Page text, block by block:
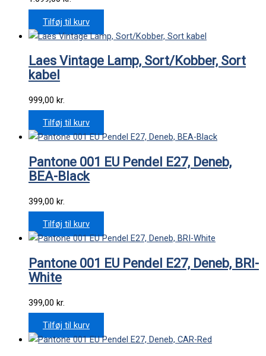
Tilføj til kurv
Laes Vintage Lamp, Sort/Kobber, Sort
kabel
999,00 kr.
Tilføj til kurv
Pantone 001 EU Pendel E27, Deneb,
BEA-Black
399,00 kr.
Tilføj til kurv
Pantone 001 EU Pendel E27, Deneb, BRI-
White
399,00 kr.
Tilføj til kurv